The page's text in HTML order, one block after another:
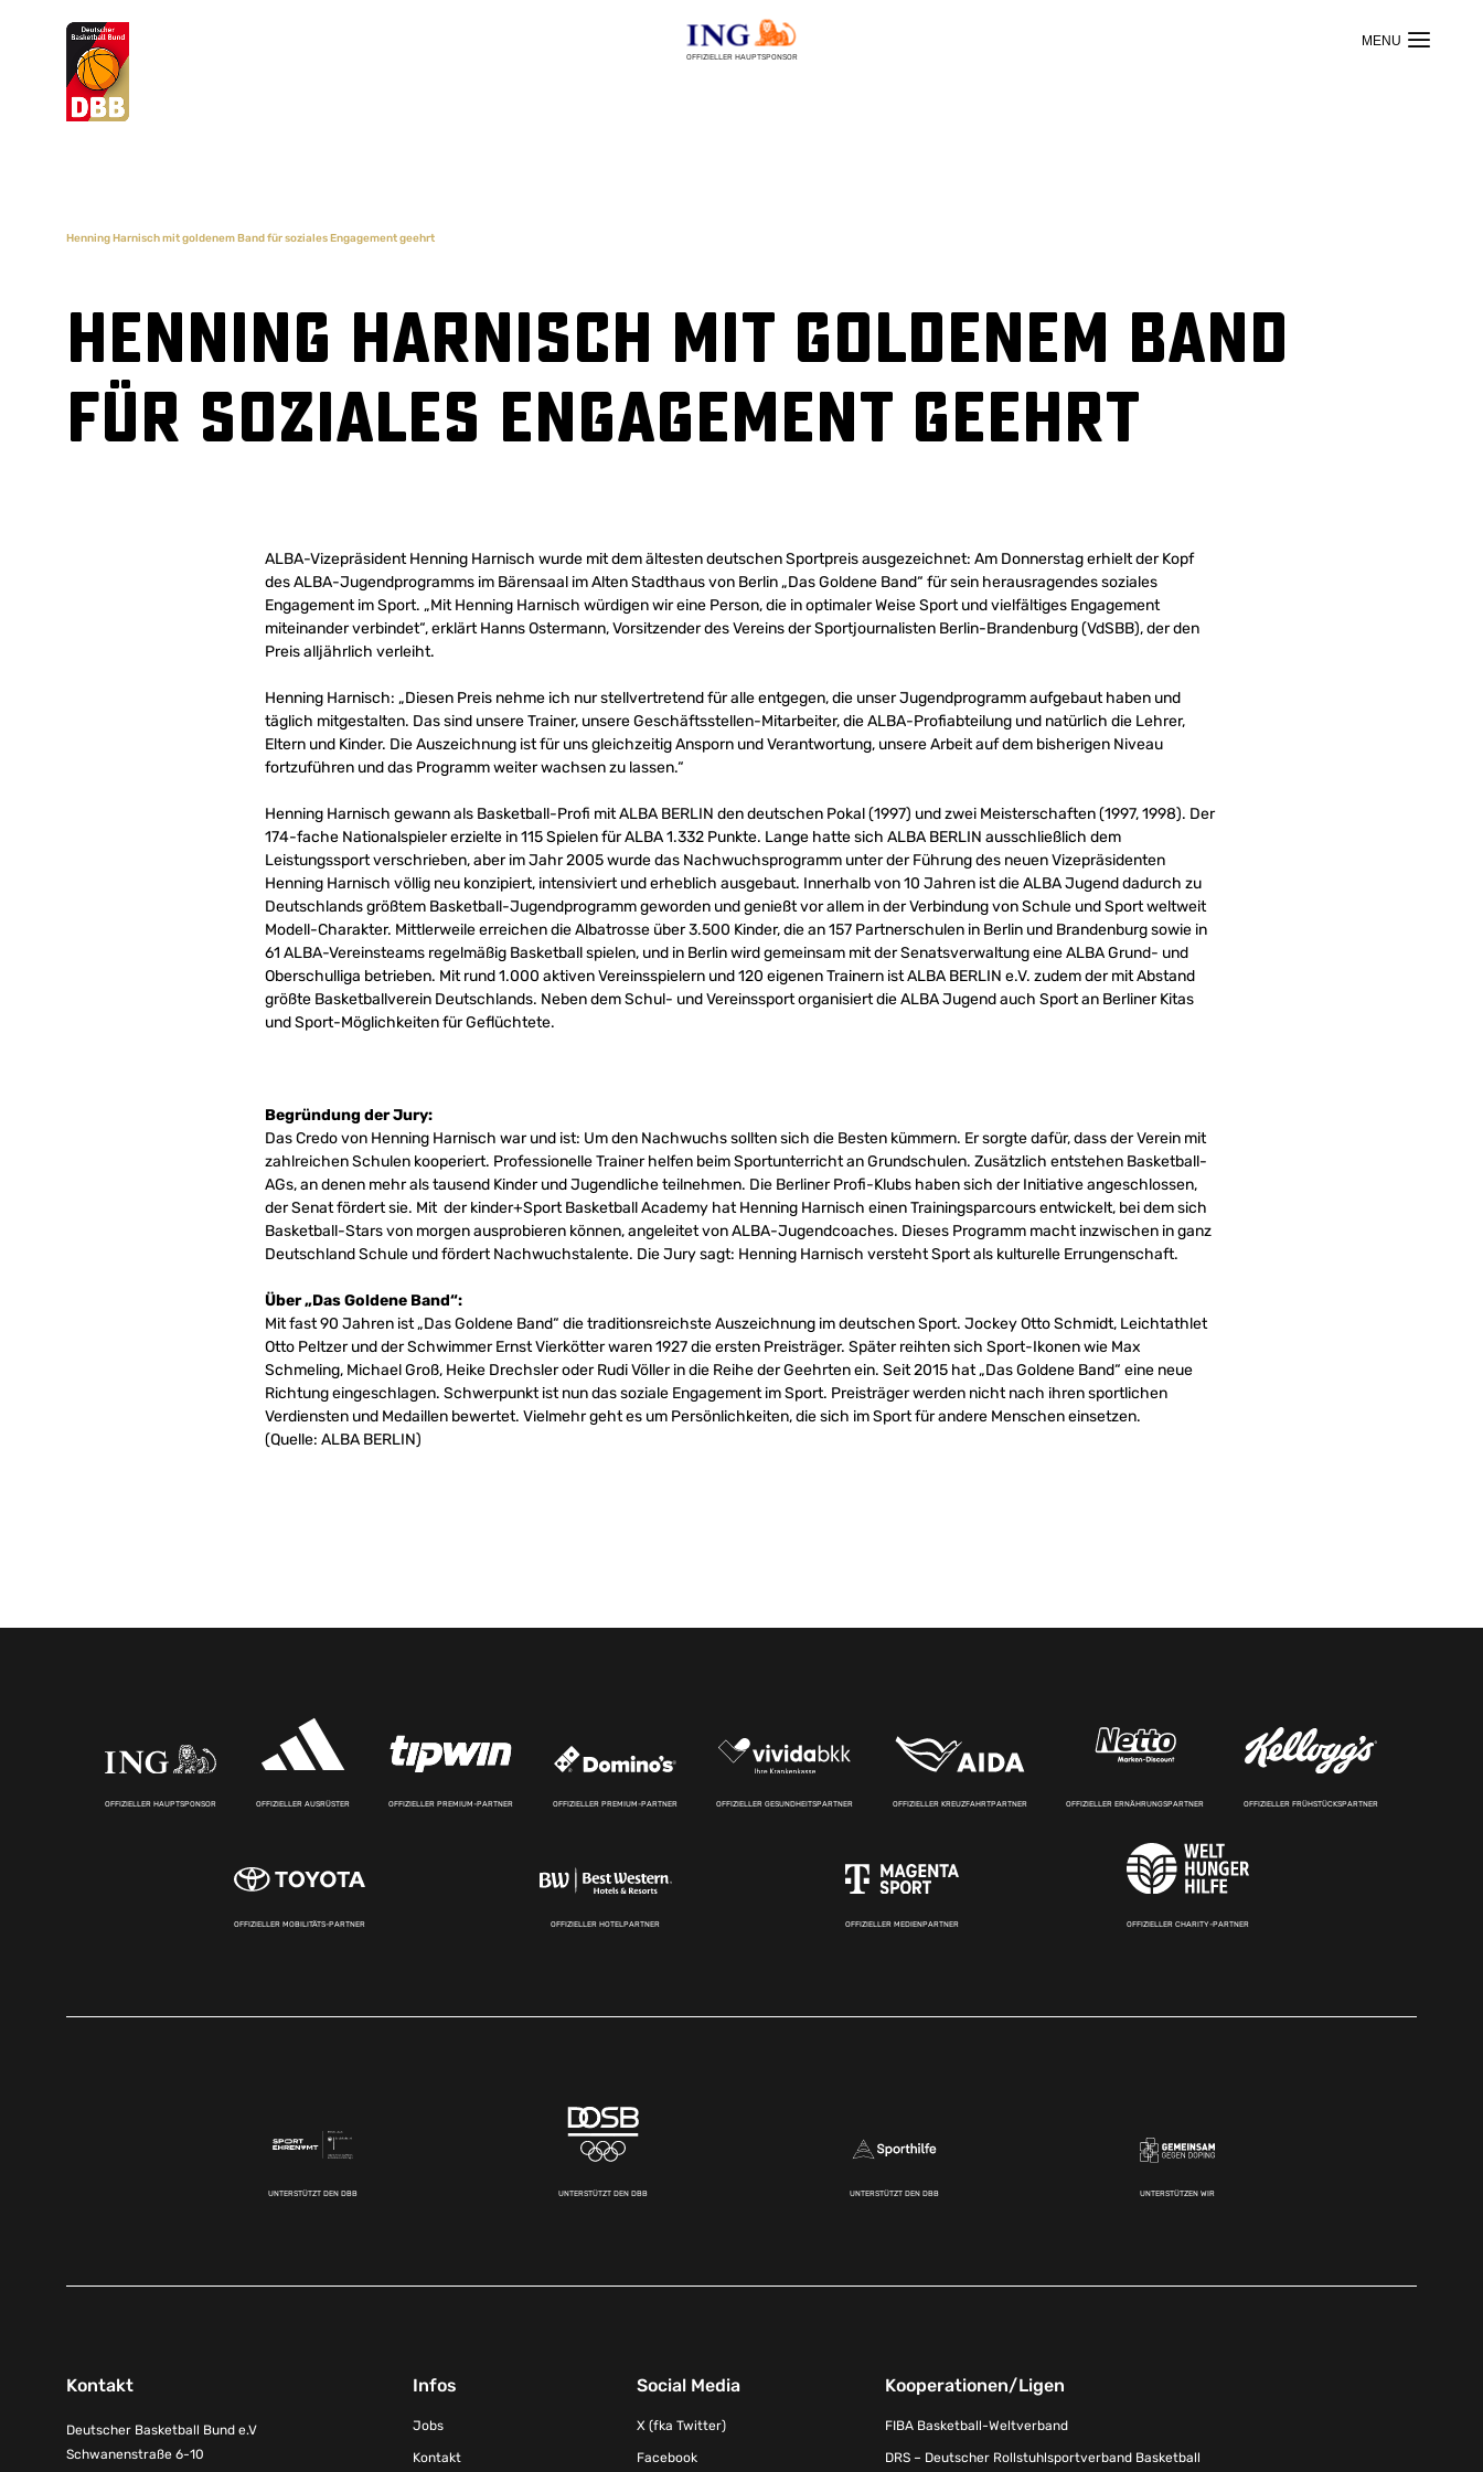
OFFIZIELLER HAUPTSPONSOR
Suchvorschläge
Henning Harnisch mit goldenem Band für soziales Engagement geehrt
Henning Harnisch mit goldenem Band
für soziales Engagement geehrt
ALBA-Vizepräsident Henning Harnisch wurde mit dem ältesten deutschen Sportpreis ausgezeichnet: Am Donnerstag erhielt der Kopf
des ALBA-Jugendprogramms im Bärensaal im Alten Stadthaus von Berlin „Das Goldene Band“ für sein herausragendes soziales
Engagement im Sport. „Mit Henning Harnisch würdigen wir eine Person, die in optimaler Weise Sport und vielfältiges Engagement
miteinander verbindet“, erklärt Hanns Ostermann, Vorsitzender des Vereins der Sportjournalisten Berlin-Brandenburg (VdSBB), der den
Preis alljährlich verleiht.
Henning Harnisch: „Diesen Preis nehme ich nur stellvertretend für alle entgegen, die unser Jugendprogramm aufgebaut haben und
täglich mitgestalten. Das sind unsere Trainer, unsere Geschäftsstellen-Mitarbeiter, die ALBA-Profiabteilung und natürlich die Lehrer,
Eltern und Kinder. Die Auszeichnung ist für uns gleichzeitig Ansporn und Verantwortung, unsere Arbeit auf dem bisherigen Niveau
fortzuführen und das Programm weiter wachsen zu lassen.“
Henning Harnisch gewann als Basketball-Profi mit ALBA BERLIN den deutschen Pokal (1997) und zwei Meisterschaften (1997, 1998). Der
174-fache Nationalspieler erzielte in 115 Spielen für ALBA 1.332 Punkte. Lange hatte sich ALBA BERLIN ausschließlich dem
Leistungssport verschrieben, aber im Jahr 2005 wurde das Nachwuchsprogramm unter der Führung des neuen Vizepräsidenten
Henning Harnisch völlig neu konzipiert, intensiviert und erheblich ausgebaut. Innerhalb von 10 Jahren ist die ALBA Jugend dadurch zu
Deutschlands größtem Basketball-Jugendprogramm geworden und genießt vor allem in der Verbindung von Schule und Sport weltweit
Modell-Charakter. Mittlerweile erreichen die Albatrosse über 3.500 Kinder, die an 157 Partnerschulen in Berlin und Brandenburg sowie in
61 ALBA-Vereinsteams regelmäßig Basketball spielen, und in Berlin wird gemeinsam mit der Senatsverwaltung eine ALBA Grund- und
Oberschulliga betrieben. Mit rund 1.000 aktiven Vereinsspielern und 120 eigenen Trainern ist ALBA BERLIN e.V. zudem der mit Abstand
größte Basketballverein Deutschlands. Neben dem Schul- und Vereinssport organisiert die ALBA Jugend auch Sport an Berliner Kitas
und Sport-Möglichkeiten für Geflüchtete.
Begründung der Jury:
Das Credo von Henning Harnisch war und ist: Um den Nachwuchs sollten sich die Besten kümmern. Er sorgte dafür, dass der Verein mit
zahlreichen Schulen kooperiert. Professionelle Trainer helfen beim Sportunterricht an Grundschulen. Zusätzlich entstehen Basketball-
AGs, an denen mehr als tausend Kinder und Jugendliche teilnehmen. Die Berliner Profi-Klubs haben sich der Initiative angeschlossen,
der Senat fördert sie. Mit der kinder+Sport Basketball Academy hat Henning Harnisch einen Trainingsparcours entwickelt, bei dem sich
Basketball-Stars von morgen ausprobieren können, angeleitet von ALBA-Jugendcoaches. Dieses Programm macht inzwischen in ganz
Deutschland Schule und fördert Nachwuchstalente. Die Jury sagt: Henning Harnisch versteht Sport als kulturelle Errungenschaft.
Über „Das Goldene Band“:
Mit fast 90 Jahren ist „Das Goldene Band“ die traditionsreichste Auszeichnung im deutschen Sport. Jockey Otto Schmidt, Leichtathlet
Otto Peltzer und der Schwimmer Ernst Vierkötter waren 1927 die ersten Preisträger. Später reihten sich Sport-Ikonen wie Max
Schmeling, Michael Groß, Heike Drechsler oder Rudi Völler in die Reihe der Geehrten ein. Seit 2015 hat „Das Goldene Band“ eine neue
Richtung eingeschlagen. Schwerpunkt ist nun das soziale Engagement im Sport. Preisträger werden nicht nach ihren sportlichen
Verdiensten und Medaillen bewertet. Vielmehr geht es um Persönlichkeiten, die sich im Sport für andere Menschen einsetzen.
(Quelle: ALBA BERLIN)
OFFIZIELLER HAUPTSPONSOR OFFIZIELLER AUSRÜSTER OFFIZIELLER PREMIUM-PARTNER OFFIZIELLER PREMIUM-PARTNER OFFIZIELLER GESUNDHEITSPARTNER OFFIZIELLER KREUZFAHRTPARTNER OFFIZIELLER ERNÄHRUNGSPARTNER OFFIZIELLER FRÜHSTÜCKSPARTNER
OFFIZIELLER MOBILITÄTS-PARTNER OFFIZIELLER HOTELPARTNER OFFIZIELLER MEDIENPARTNER OFFIZIELLER CHARITY-PARTNER
UNTERSTÜTZT DEN DBB UNTERSTÜTZT DEN DBB UNTERSTÜTZT DEN DBB UNTERSTÜTZEN WIR
Kontakt
Deutscher Basketball Bund e.V
Schwanenstraße 6-10
Infos
Jobs
Kontakt
Social Media
X (fka Twitter)
Facebook
Kooperationen/Ligen
FIBA Basketball-Weltverband
DRS – Deutscher Rollstuhlsportverband Basketball